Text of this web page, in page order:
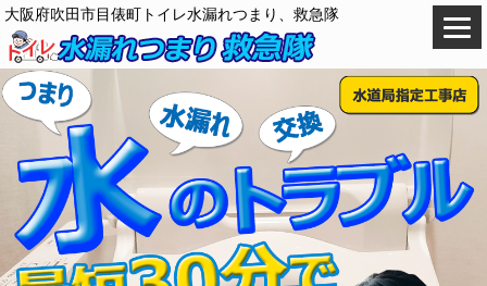
大阪府吹田市目俵町トイレ水漏れつまり、救急隊